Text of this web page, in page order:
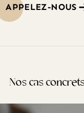
APPELEZ-NOUS
Nos cas